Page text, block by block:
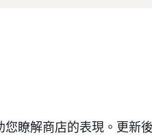
瞭解商店的表現。更新